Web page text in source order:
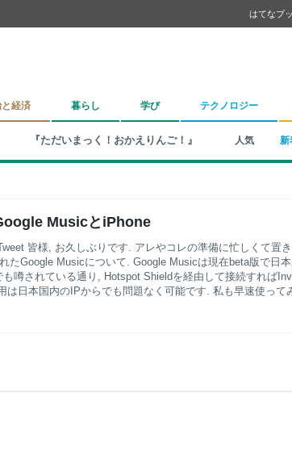
はてなブ
経済 暮らし 学び テクノロジー
『ただいまっく！おかえりんご！』 人気 新
MusicとiPhone
皆様, お久しぶりです. アレやコレの準備に忙しくて置
たGoogle Musicについて. Google Musicは現在beta版で日
噂されている通り, Hotspot Shieldを経由して接続すれば
日本国内のIPからでも問題なく可能です. 私も早速使って
ストリーミング)で, シンプルな機能しかありません. しか
自分では使いこなせない容量です. Mac版のiTu